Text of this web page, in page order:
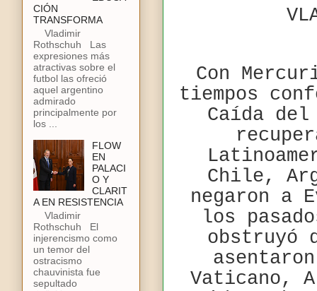
Con
tiempos
Caída
Chile,
negaron a
los
obstruyó
Vaticano,
CIÓN
TRANSFORMA
Vladimir
Rothschuh Las
expresiones más
atractivas sobre el
futbol las ofreció
aquel argentino
admirado
principalmente por
los ...
FLOW
EN
PALACI
O Y
CLARIT
A EN RESISTENCIA
Vladimir
Rothschuh El
injerencismo como
un temor del
ostracismo
chauvinista fue
sepultado